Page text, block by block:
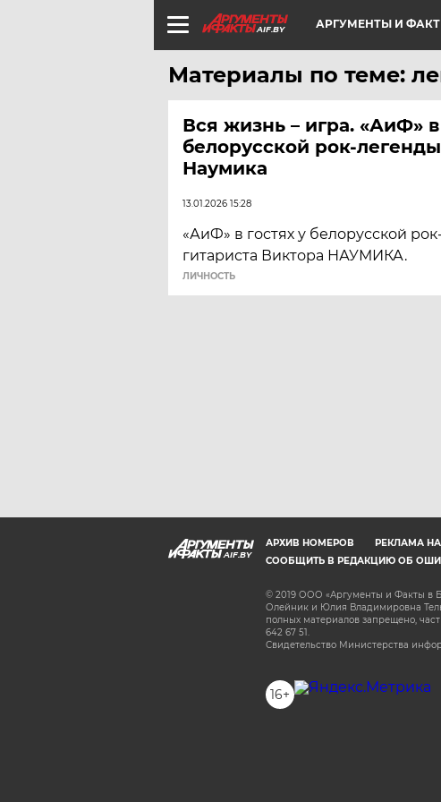
AIF.BY АРГУМЕНТЫ И
Материалы по теме:
Вся жизнь – игра. «АиФ» в
белорусской рок-
Наумика
13.01.2026 15:28
«АиФ» в гостях у белорусской
гитариста Виктора НАУМИКА.
ЛИЧНОСТЬ
AIF.BY
АРХИВ НОМЕРОВ РЕКЛАМА
СООБЩИТЬ В РЕДАКЦИЮ ОБ
© 2019 ООО «Аргументы и Факты в
Олейник и Юлия Владимировна
полных материалов запрещено,
642 67 51.
Свидетельство Министерства
16+